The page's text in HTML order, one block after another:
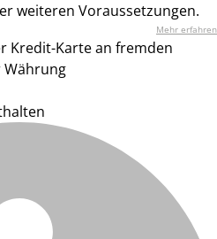
weiteren Voraussetzungen.
Mehr erfahren
Kredit-Karte an fremden